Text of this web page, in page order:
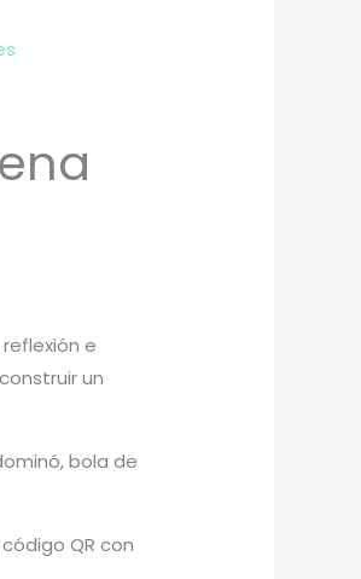
e
un
bola de
QR con